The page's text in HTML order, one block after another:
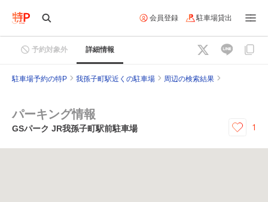
会員登録 駐車場貸出
予約対象外 詳細情報
駐車場予約の特P 我孫子町駅近くの駐車場 周辺の検索結果
パーキング情報
GSパーク JR我孫子町駅前駐車場 1